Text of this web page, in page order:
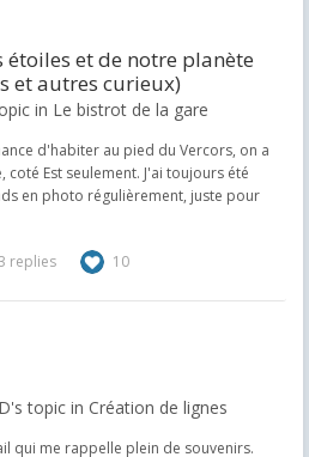
étoiles et de notre planète
et autres curieux)
in Le bistrot de la gare
d'habiter au pied du Vercors, on a
Est seulement. J'ai toujours été
en photo régulièrement, juste pour
replies 10
topic in Création de lignes
qui me rappelle plein de souvenirs.